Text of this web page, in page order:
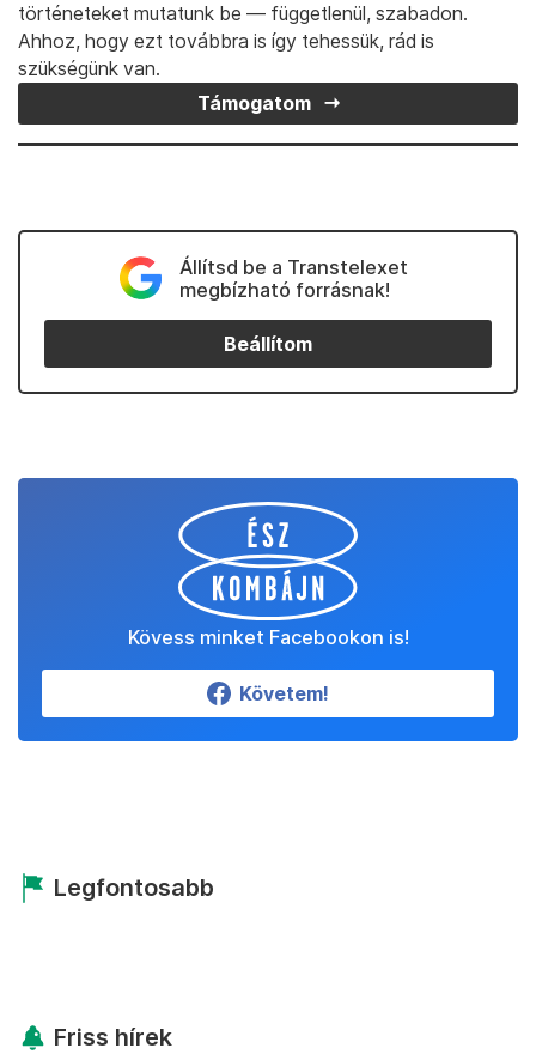
történeteket mutatunk be — függetlenül, szabadon.
Ahhoz, hogy ezt továbbra is így tehessük, rád is
szükségünk van.
Támogatom
Állítsd be a Transtelexet
megbízható forrásnak!
Beállítom
Kövess minket Facebookon is!
Követem!
Legfontosabb
Friss hírek